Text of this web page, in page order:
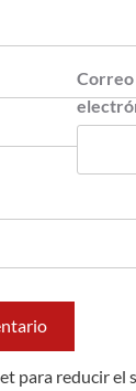
Correo
para reducir el